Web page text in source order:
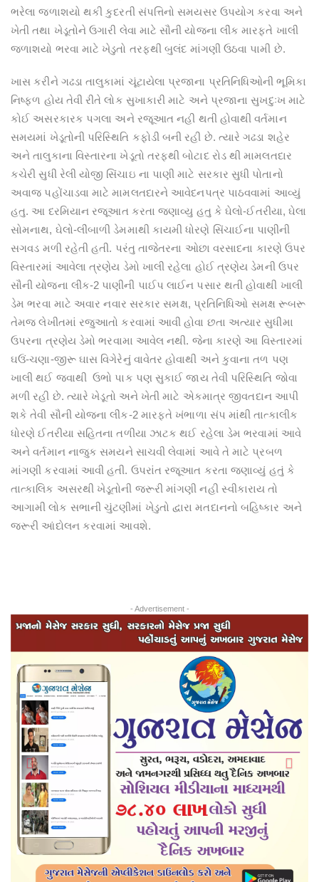
ભરેલા જળાશયો થકી કુદરતી સંપત્તિનો સમયસર ઉપયોગ કરવા અને
ખેતી તથા ખેડૂતોને ઉગારી લેવા માટે સૌની યોજના લીંક મારફતે ખાલી
જળાશયો ભરવા માટે ખેડુતો તરફથી બુલંદ માંગણી ઉઠવા પામી છે‌.
ખાસ કરીને ગઢડા તાલુકામાં ચૂંટાયેલા પ્રજાના પ્રતિનિધિઓની ભૂમિકા
નિષ્ફળ હોય તેવી રીતે લોક સુખાકારી માટે અને પ્રજાના સુખદુઃખ માટે
કોઈ અસરકારક પગલા અને રજૂઆત નહી થતી હોવાથી વર્તમાન
સમયમાં ખેડૂતોની પરિસ્થિતિ કફોડી બની રહી છે. ત્યારે ગઢડા શહેર
અને તાલુકાના વિસ્તારના ખેડૂતો તરફથી બોટાદ રોડ થી મામલતદાર
કચેરી સુધી રેલી યોજી સિંચાઇ ના પાણી માટે સરકાર સુધી પોતાનો
અવાજ પહોંચાડવા માટે મામલતદારને આવેદનપત્ર પાઠવવામાં આવ્યું
હતુ. આ દરમિયાન રજૂઆત કરતા જણાવ્યુ હતુ કે ઘેલો-ઈતરીયા, ઘેલા
સોમનાથ, ઘેલો-લીંબાળી ડેમમાથી કાયમી ધોરણે સિંચાઈના પાણીની
સગવડ મળી રહેતી હતી. પરંતુ તાજેતરના ઓછા વરસાદના કારણે ઉપર
વિસ્તારમાં આવેલા ત્રણેય ડેમો ખાલી રહેલા હોઈ ત્રણેય ડેમની ઉપર
સૌની યોજના લીંક-2 પાણીની પાઈપ લાઈન પસાર થતી હોવાથી ખાલી
ડેમ ભરવા માટે અવાર નવાર સરકાર સમક્ષ, પ્રતિનિધિઓ સમક્ષ રૂબરૂ
તેમજ લેખીતમાં રજુઆતો કરવામાં આવી હોવા છતા અત્યાર સુધીમા
ઉપરના ત્રણેય ડેમો ભરવામા આવેલ નથી. જેના કારણે આ વિસ્તારમાં
ઘઉં-ચણા-જીરૂ ઘાસ વિગેરેનું વાવેતર હોવાથી અને કુવાના તળ પણ
ખાલી થઈ જવાથી ઉભો પાક પણ સુકાઈ જાય તેવી પરિસ્થિતિ જોવા
મળી રહી છે. ત્યારે ખેડૂતો અને ખેતી માટે એકમાત્ર જીવતદાન આપી
શકે તેવી સૌની યોજના લીંક-2 મારફતે ખંભાળા સંપ માંથી તાત્કાલીક
ધોરણે ઈતરીયા સહિતના તળીયા ઝાટક થઈ રહેલા ડેમ ભરવામાં આવે
અને વર્તમાન નાજુક સમયને સાચવી લેવામાં આવે તે માટે પ્રબળ
માંગણી કરવામાં આવી હતી. ઉપરાંત રજૂઆત કરતા જણાવ્યું હતું કે
તાત્કાલિક અસરથી ખેડૂતોની જરૂરી માંગણી નહી સ્વીકારાય તો
આગામી લોક સભાની ચુંટણીમાં ખેડુતો દ્વારા મતદાનનો બહિષ્કાર અને
જરૂરી આંદોલન કરવામાં આવશે.
- Advertisement -
Previous